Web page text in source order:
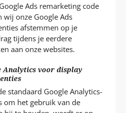
Ads remarketing code
wij onze Google Ads
afstemmen op je
tijdens je eerdere
aan onze websites.
Analytics voor display
standaard Google Analytics-
om het gebruik van de